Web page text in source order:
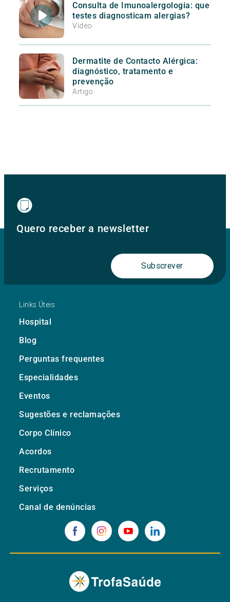
Consulta de Imunoalergologia: que
testes diagnosticam alergias?
Vídeo
Dermatite de Contacto Alérgica:
diagnóstico, tratamento e
prevenção
Artigo
Quero receber a newsletter
Subscrever
Links Úteis
Hospital
Blog
Perguntas frequentes
Especialidades
Eventos
Sugestões e reclamações
Corpo Clínico
Acordos
Recrutamento
Serviços
Canal de denúncias